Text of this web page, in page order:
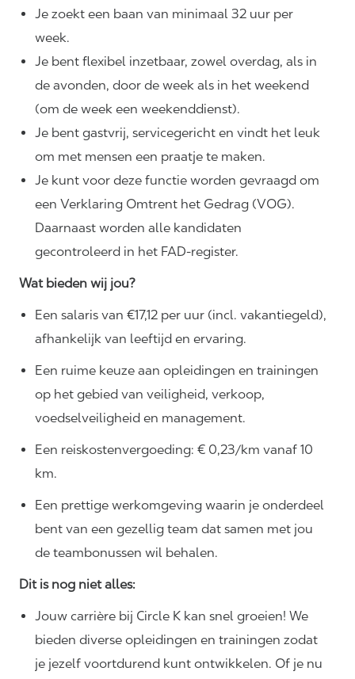
Je zoekt een baan van minimaal 32 uur per
week.
Je bent flexibel inzetbaar, zowel overdag, als in
de avonden, door de week als in het weekend
(om de week een weekenddienst).
Je bent gastvrij, servicegericht en vindt het leuk
om met mensen een praatje te maken.
Je kunt voor deze functie worden gevraagd om
een Verklaring Omtrent het Gedrag (VOG).
Daarnaast worden alle kandidaten
gecontroleerd in het FAD-register.
Wat bieden wij jou?
Een salaris van €17,12 per uur (incl. vakantiegeld),
afhankelijk van leeftijd en ervaring.
Een ruime keuze aan opleidingen en trainingen
op het gebied van veiligheid, verkoop,
voedselveiligheid en management.
Een reiskostenvergoeding: € 0,23/km vanaf 10
km.
Een prettige werkomgeving waarin je onderdeel
bent van een gezellig team dat samen met jou
de teambonussen wil behalen.
Dit is nog niet alles:
Jouw carrière bij Circle K kan snel groeien! We
bieden diverse opleidingen en trainingen zodat
je jezelf voortdurend kunt ontwikkelen. Of je nu